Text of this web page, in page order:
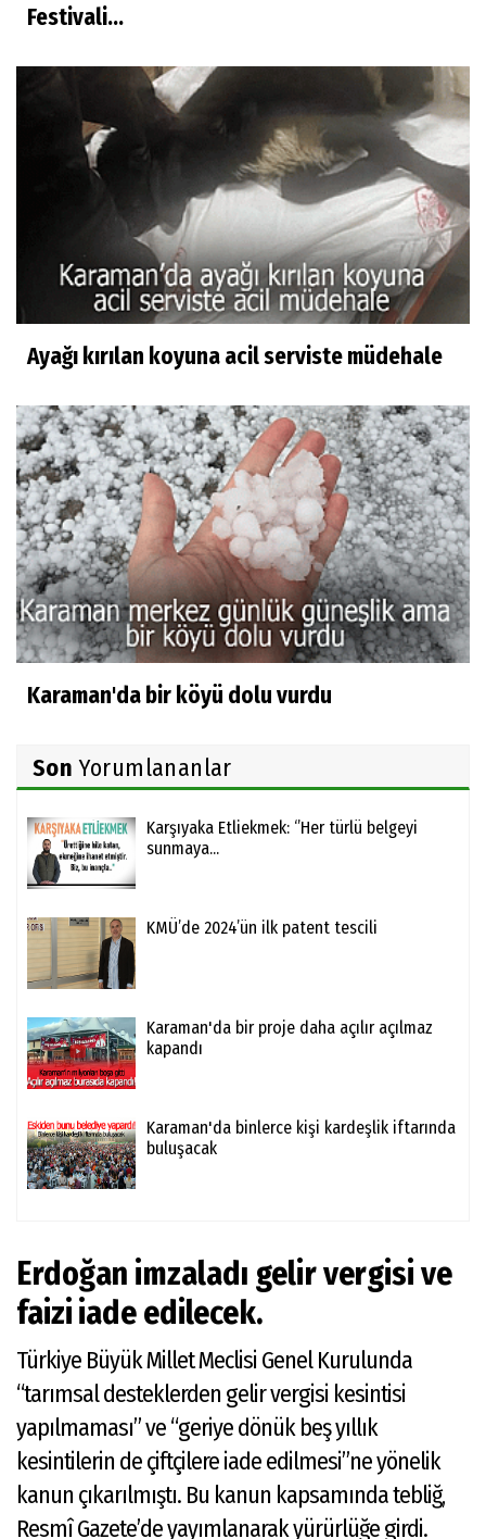
Festivali...
Ayağı kırılan koyuna acil serviste müdehale
Karaman'da bir köyü dolu vurdu
Son Yorumlananlar
Karşıyaka Etliekmek: ‘’Her türlü belgeyi
sunmaya...
KMÜ’de 2024’ün ilk patent tescili
Karaman'da bir proje daha açılır açılmaz
kapandı
Karaman'da binlerce kişi kardeşlik iftarında
buluşacak
Erdoğan imzaladı gelir vergisi ve
faizi iade edilecek.
Türkiye Büyük Millet Meclisi Genel Kurulunda
“tarımsal desteklerden gelir vergisi kesintisi
yapılmaması” ve “geriye dönük beş yıllık
kesintilerin de çiftçilere iade edilmesi”ne yönelik
kanun çıkarılmıştı. Bu kanun kapsamında tebliğ,
Resmî Gazete’de yayımlanarak yürürlüğe girdi.